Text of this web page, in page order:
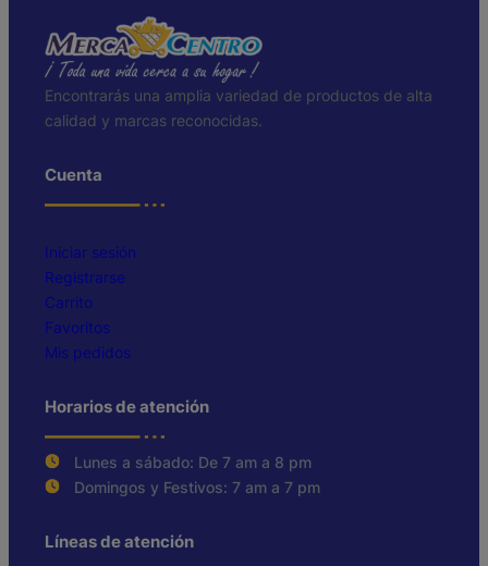
Encontrarás una amplia variedad de productos de alta
calidad y marcas reconocidas.
Cuenta
Iniciar sesión
Registrarse
Carrito
Favoritos
Mis pedidos
Horarios de atención
Lunes a sábado: De 7 am a 8 pm
Domingos y Festivos: 7 am a 7 pm
Líneas de atención